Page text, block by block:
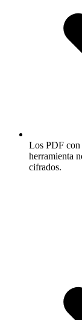
Los PDF con
herramienta
cifrados.